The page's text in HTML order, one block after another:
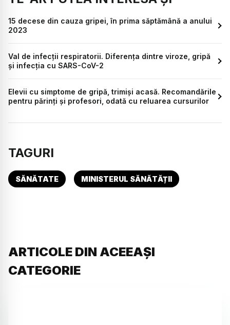
15 decese din cauza gripei, în prima săptămână a anului
2023
Val de infecții respiratorii. Diferența dintre viroze, gripă
și infecția cu SARS-CoV-2
Elevii cu simptome de gripă, trimiși acasă. Recomandările
pentru părinți și profesori, odată cu reluarea cursurilor
TAGURI
SĂNĂTATE MINISTERUL SĂNĂTĂȚII
ARTICOLE DIN ACEEAȘI
CATEGORIE